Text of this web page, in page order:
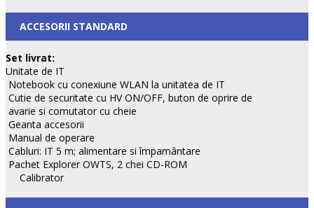
ACCESORII STANDARD
Set livrat:
Unitate de IT
Notebook cu conexiune WLAN la unitatea de IT
Cutie de securitate cu HV ON/OFF, buton de oprire de
avarie si comutator cu cheie
Geanta accesorii
Manual de operare
Cabluri: IT 5 m; alimentare si împamântare
Pachet Explorer OWTS, 2 chei CD-ROM
Calibrator